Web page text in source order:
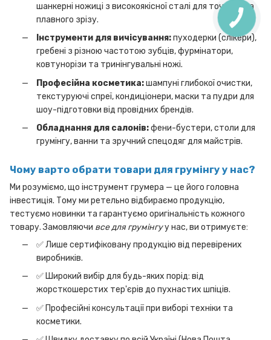
шанкерні ножиці з високоякісної сталі для точного та
плавного зрізу.
Інструменти для вичісування:пуходерки (слікери),
гребені з різною частотою зубців, фурмінатори,
ковтунорізи та тринінгувальні ножі.
Професійна косметика:шампуні глибокої очистки,
текстуруючі спреї, кондиціонери, маски та пудри для
шоу-підготовки від провідних брендів.
Обладнання для салонів:фени-бустери, столи для
грумінгу, ванни та зручний спецодяг для майстрів.
Чому варто обрати товари для грумінгу у нас?
Ми розуміємо, що інструмент грумера — це його головна
інвестиція. Тому ми ретельно відбираємо продукцію,
тестуємо новинки та гарантуємо оригінальність кожного
товару. Замовляючи все для грумінгуу нас, ви отримуєте:
✅ Лише сертифіковану продукцію від перевірених
виробників.
✅ Широкий вибір для будь-яких порід: від
жорсткошерстих тер'єрів до пухнастих шпіців.
✅ Професійні консультації при виборі техніки та
косметики.